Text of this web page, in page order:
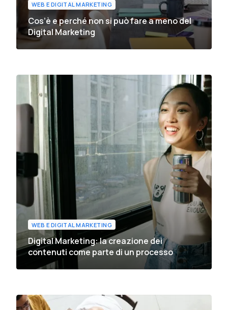
WEB E DIGITAL MARKETING
Cos’è e perché non si può fare a meno del
Digital Marketing
WEB E DIGITAL MARKETING
Digital Marketing: la creazione dei
contenuti come parte di un processo